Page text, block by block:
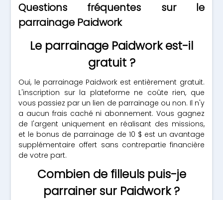
Questions fréquentes sur le
parrainage Paidwork
Le parrainage Paidwork est-il
gratuit ?
Oui, le parrainage Paidwork est entièrement gratuit.
L'inscription sur la plateforme ne coûte rien, que
vous passiez par un lien de parrainage ou non. Il n'y
a aucun frais caché ni abonnement. Vous gagnez
de l'argent uniquement en réalisant des missions,
et le bonus de parrainage de 10 $ est un avantage
supplémentaire offert sans contrepartie financière
de votre part.
Combien de filleuls puis-je
parrainer sur Paidwork ?